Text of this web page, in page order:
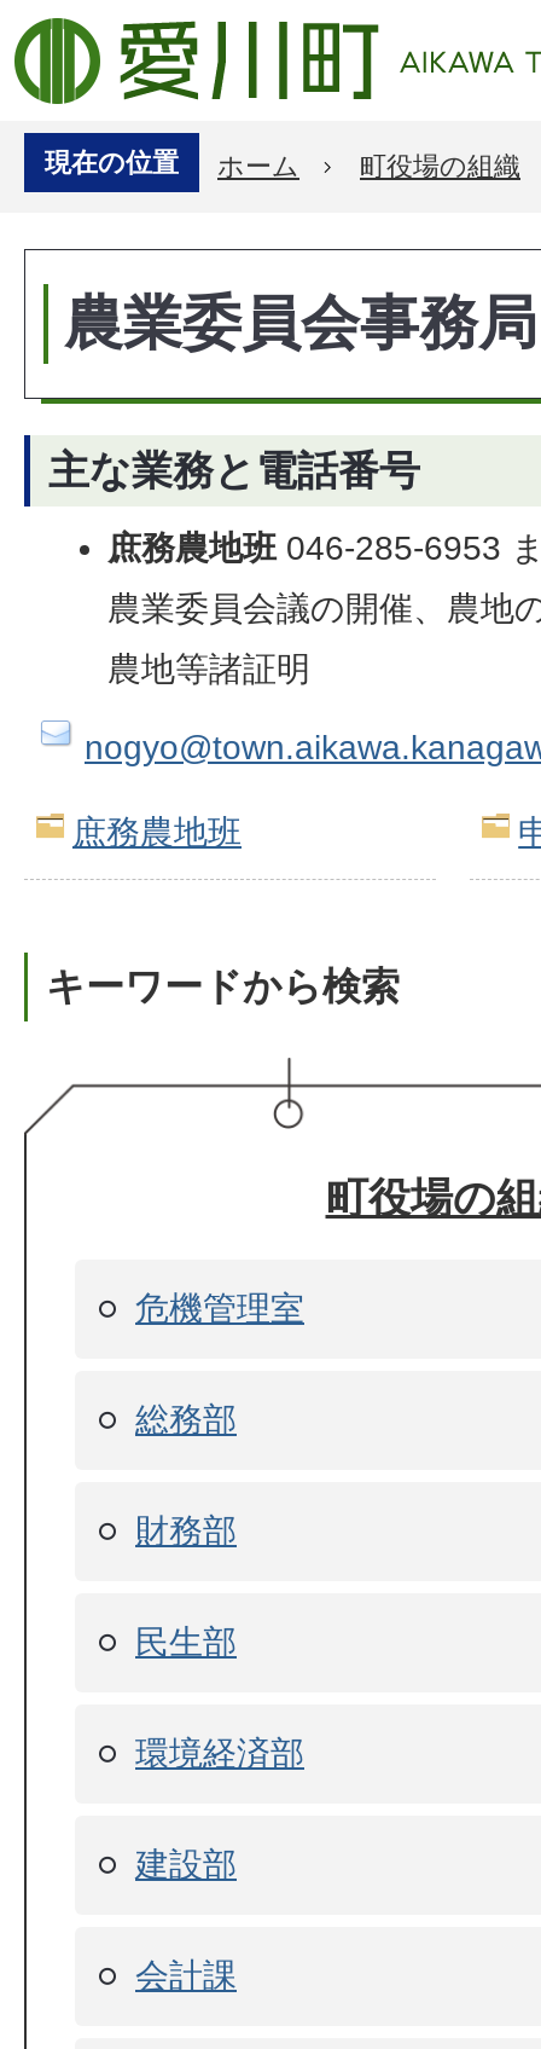
現在の位置 ホーム 町役場の組織
農業委員会事務局
主な業務と電話番号
庶務農地班046-285-6953
農業委員会議の開催、農地
農地等諸証明
庶務農地班
キーワードから検索
町役場の
危機管理室
総務部
財務部
民生部
環境経済部
建設部
会計課